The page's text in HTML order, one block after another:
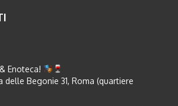
Enoteca!
delle Begonie 31, Roma (quartiere